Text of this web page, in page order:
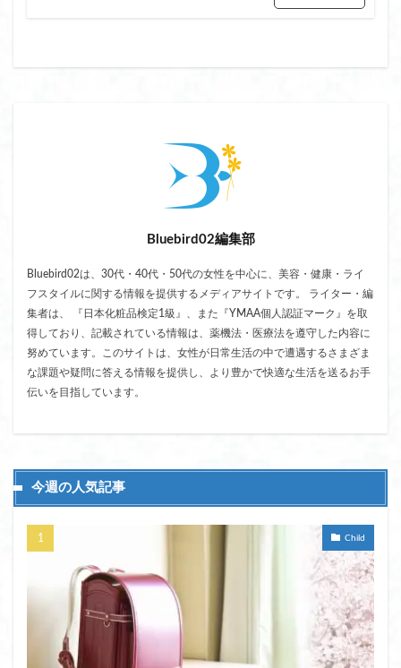
Bluebird02編集部
Bluebird02は、30代・40代・50代の女性を中心に、美容・健康・ライ
フスタイルに関する情報を提供するメディアサイトです。 ライター・編
集者は、 『日本化粧品検定1級』、また『YMAA個人認証マーク』を取
得しており、記載されている情報は、薬機法・医療法を遵守した内容に
努めています。このサイトは、女性が日常生活の中で遭遇するさまざま
な課題や疑問に答える情報を提供し、より豊かで快適な生活を送るお手
伝いを目指しています。
今週の人気記事
Child